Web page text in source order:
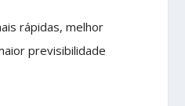
rápidas, melhor
previsibilidade